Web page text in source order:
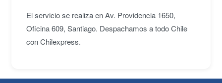
El servicio se realiza en Av. Providencia 1650,
Oficina 609, Santiago. Despachamos a todo Chile
con Chilexpress.